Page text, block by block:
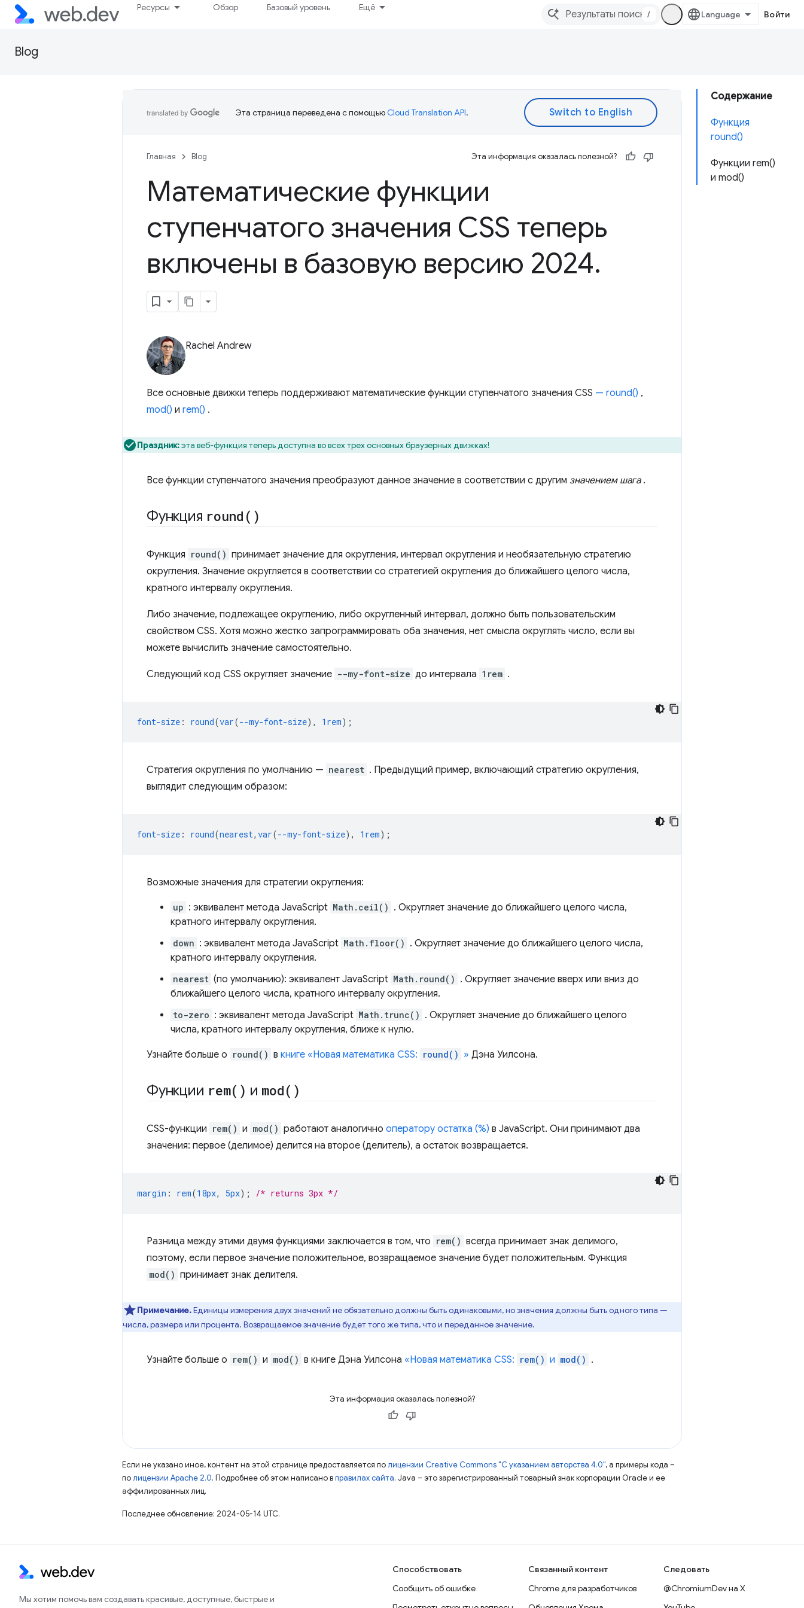
Ресурсы Обзор Базовый уровень Ещё
/ Войти
Blog
Содержание
Функция
round()
Функции rem()
и mod()
Эта страница переведена с помощьюCloud Translation API.
Главная Blog Эта информация оказалась полезной?
Математические функции
ступенчатого значения CSS теперь
включены в базовую версию 2024.
Rachel Andrew
Все основные движки теперь поддерживают математические функции ступенчатого значения CSS — round() ,
mod() и rem() .
Праздник:эта веб-функция теперь доступна во всех трех основных браузерных движках!
Все функции ступенчатого значения преобразуют данное значение в соответствии с другим значением шага.
Функция round( )
Функция round() принимает значение для округления, интервал округления и необязательную стратегию
округления. Значение округляется в соответствии со стратегией округления до ближайшего целого числа,
кратного интервалу округления.
Либо значение, подлежащее округлению, либо округленный интервал, должно быть пользовательским
свойством CSS. Хотя можно жестко запрограммировать оба значения, нет смысла округлять число, если вы
можете вычислить значение самостоятельно.
Следующий код CSS округляет значение --my-font-size до интервала 1rem .
font-size : round(var(--my-font-size), 1rem);
Стратегия округления по умолчанию — nearest . Предыдущий пример, включающий стратегию округления,
выглядит следующим образом:
font-size : round(nearest, var(--my-font-size), 1rem);
Возможные значения для стратегии округления:
up : эквивалент метода JavaScript Math.ceil() . Округляет значение до ближайшего целого числа,
кратного интервалу округления.
down : эквивалент метода JavaScript Math.floor() . Округляет значение до ближайшего целого числа,
кратного интервалу округления.
nearest (по умолчанию): эквивалент JavaScript Math.round() . Округляет значение вверх или вниз до
ближайшего целого числа, кратного интервалу округления.
to-zero : эквивалент метода JavaScript Math.trunc() . Округляет значение до ближайшего целого
числа, кратного интервалу округления, ближе к нулю.
Узнайте больше о round() в книге «Новая математика CSS: round() » Дэна Уилсона.
Функции rem( ) и mod( )
CSS-функции rem() и mod() работают аналогично оператору остатка (%) в JavaScript. Они принимают два
значения: первое (делимое) делится на второе (делитель), а остаток возвращается.
margin : rem(18px, 5px); /* returns 3px */
Разница между этими двумя функциями заключается в том, что rem() всегда принимает знак делимого,
поэтому, если первое значение положительное, возвращаемое значение будет положительным. Функция
mod() принимает знак делителя.
Примечание.Единицы измерения двух значений не обязательно должны быть одинаковыми, но значения должны быть одного типа —
числа, размера или процента. Возвращаемое значение будет того же типа, что и переданное значение.
Узнайте больше о rem() и mod() в книге Дэна Уилсона «Новая математика CSS: rem() и mod() .
Эта информация оказалась полезной?
Если не указано иное, контент на этой странице предоставляется полицензии Creative Commons "С указанием авторства 4.0", а примеры кода –
полицензии Apache 2.0. Подробнее об этом написано вправилах сайта. Java – это зарегистрированный товарный знак корпорации Oracle и ее
аффилированных лиц.
Последнее обновление: 2024-05-14 UTC.
Мы хотим помочь вам создавать красивые, доступные, быстрые и
Способствовать
Сообщить об ошибке
Связанный контент
Chrome для разработчиков
Следовать
@ChromiumDev на X